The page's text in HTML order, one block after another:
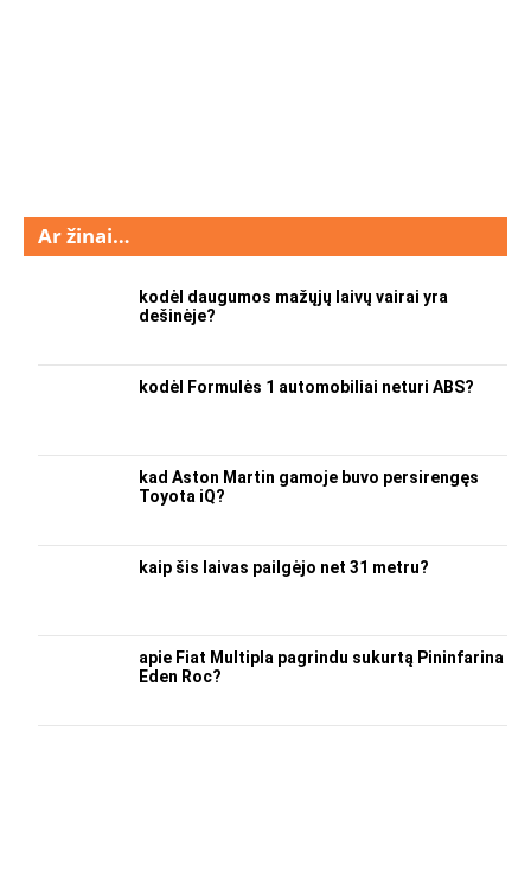
Ar žinai…
kodėl daugumos mažųjų laivų vairai yra
dešinėje?
kodėl Formulės 1 automobiliai neturi ABS?
kad Aston Martin gamoje buvo persirengęs
Toyota iQ?
kaip šis laivas pailgėjo net 31 metru?
apie Fiat Multipla pagrindu sukurtą Pininfarina
Eden Roc?